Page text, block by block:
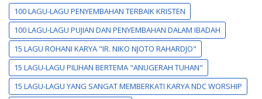
100 LAGU-LAGU PENYEMBAHAN TERBAIK KRISTEN
100 LAGU-LAGU PUJIAN DAN PENYEMBAHAN DALAM IBADAH
15 LAGU ROHANI KARYA "IR. NIKO NJOTO RAHARDJO"
15 LAGU-LAGU PILIHAN BERTEMA "ANUGERAH TUHAN"
15 LAGU-LAGU YANG SANGAT MEMBERKATI KARYA NDC WORSHIP